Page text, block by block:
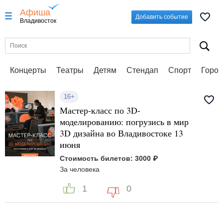
Афиша
Владивосток
Добавить событие
Концерты Театры Детям Стендап Спорт
16+
Мастер-класс по 3D-
моделированию: погрузись в мир
3D дизайна во Владивостоке 13
июня
Стоимость билетов: 3000 ₽
За человека
1 0